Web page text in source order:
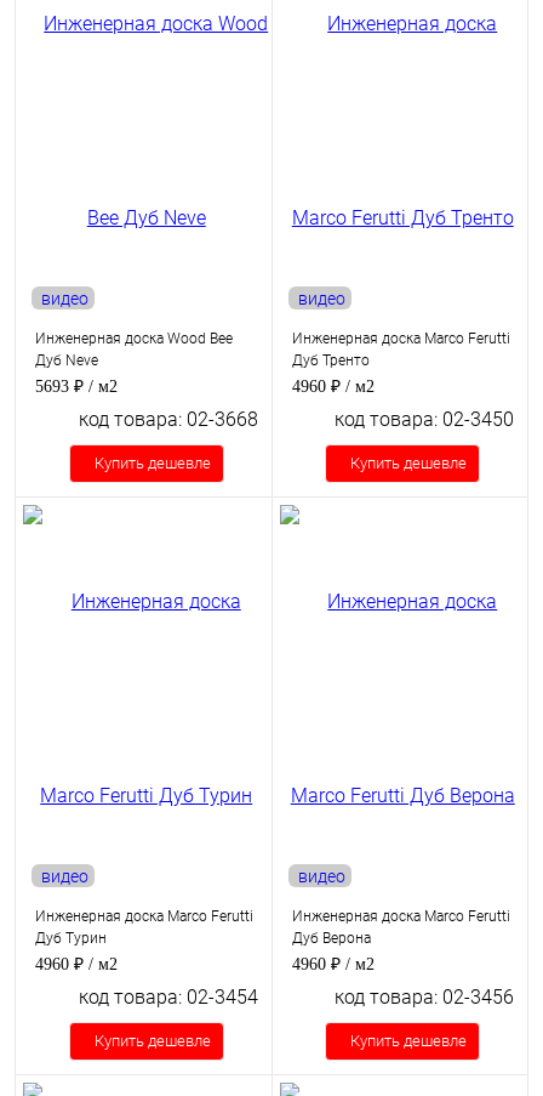
видео
Инженерная доска Wood Bee
Дуб Neve
5693 ₽ / м2
код товара: 02-3668
Купить дешевле
видео
Инженерная доска Marco Ferutti
Дуб Тренто
4960 ₽ / м2
код товара: 02-3450
Купить дешевле
видео
Инженерная доска Marco Ferutti
Дуб Турин
4960 ₽ / м2
код товара: 02-3454
Купить дешевле
видео
Инженерная доска Marco Ferutti
Дуб Верона
4960 ₽ / м2
код товара: 02-3456
Купить дешевле